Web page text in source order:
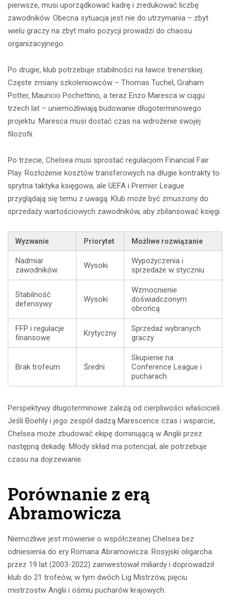
pierwsze, musi uporządkować kadrę i zredukować liczbę
zawodników. Obecna sytuacja jest nie do utrzymania – zbyt
wielu graczy na zbyt mało pozycji prowadzi do chaosu
organizacyjnego.
Po drugie, klub potrzebuje stabilności na ławce trenerskiej.
Częste zmiany szkoleniowców – Thomas Tuchel, Graham
Potter, Mauricio Pochettino, a teraz Enzo Maresca w ciągu
trzech lat – uniemożliwiają budowanie długoterminowego
projektu. Maresca musi dostać czas na wdrożenie swojej
filozofii.
Po trzecie, Chelsea musi sprostać regulacjom Financial Fair
Play. Rozłożenie kosztów transferowych na długie kontrakty to
sprytna taktyka księgowa, ale UEFA i Premier League
przyglądają się temu z uwagą. Klub może być zmuszony do
sprzedaży wartościowych zawodników, aby zbilansować księgi.
Wyzwanie Priorytet Możliwe rozwiązanie
Nadmiar
zawodników
Wysoki
Wypożyczenia i
sprzedaże w styczniu
Stabilność
defensywy
Wysoki
Wzmocnienie
doświadczonym
obrońcą
FFP i regulacje
finansowe
Krytyczny
Sprzedaż wybranych
graczy
Brak trofeum Średni
Skupienie na
Conference League i
pucharach
Perspektywy długoterminowe zależą od cierpliwości właścicieli.
Jeśli Boehly i jego zespół dadzą Marescence czas i wsparcie,
Chelsea może zbudować ekipę dominującą w Anglii przez
następną dekadę. Młody skład ma potencjał, ale potrzebuje
czasu na dojrzewanie.
Porównanie z erą
Abramowicza
Niemożliwe jest mówienie o współczesnej Chelsea bez
odniesienia do ery Romana Abramowicza. Rosyjski oligarcha
przez 19 lat (2003-2022) zainwestował miliardy i doprowadził
klub do 21 trofeów, w tym dwóch Lig Mistrzów, pięciu
mistrzostw Anglii i ośmiu pucharów krajowych.